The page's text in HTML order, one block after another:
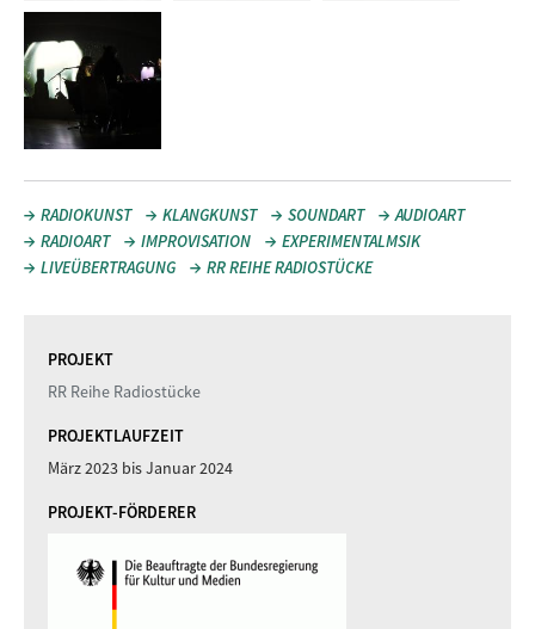
RADIOKUNST KLANGKUNST SOUNDART
AUDIOART
RADIOART
IMPROVISATION
EXPERIMENTALMSIK
LIVEÜBERTRAGUNG
RR REIHE RADIOSTÜCKE
PROJEKT
RR Reihe Radiostücke
PROJEKTLAUFZEIT
März 2023 bisJanuar 2024
PROJEKT-FÖRDERER